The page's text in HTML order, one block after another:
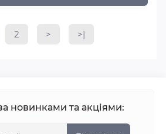
2 > >|
новинками та акціями: